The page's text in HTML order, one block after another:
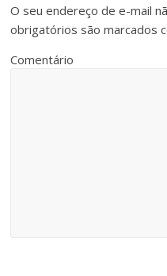
O seu endereço de e-mail
obrigatórios são marcados
Comentário